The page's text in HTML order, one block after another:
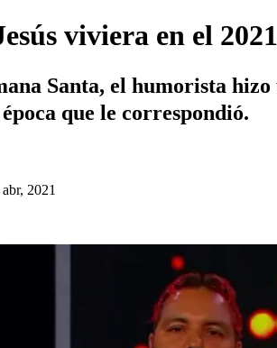
viviera en el
Santa, el humorista
que le correspondió.
2021